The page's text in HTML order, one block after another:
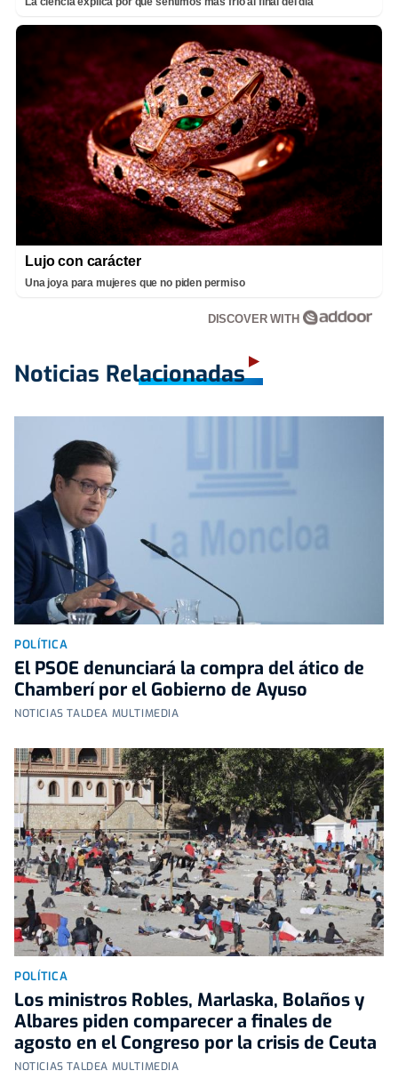
Lujo con carácter
Una joya para mujeres que no piden permiso
DISCOVER WITH
Noticias Relacionadas
POLÍTICA
El PSOE denunciará la compra del ático de
Chamberí por el Gobierno de Ayuso
NOTICIAS TALDEA MULTIMEDIA
POLÍTICA
Los ministros Robles, Marlaska, Bolaños y
Albares piden comparecer a finales de
agosto en el Congreso por la crisis de Ceuta
NOTICIAS TALDEA MULTIMEDIA